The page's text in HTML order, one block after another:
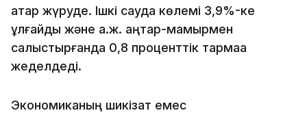
қатар жүруде. Ішкі сауда көлемі 3,9%-ке
ұлғайды және а.ж. қаңтар-мамырмен
салыстырғанда 0,8 проценттік тармаққа
жеделдеді.
Экономиканың шикізат емес